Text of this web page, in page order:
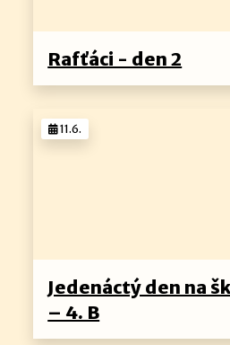
Rafťáci - den 2
Jedenáctý den na
– 4. B
11.6.